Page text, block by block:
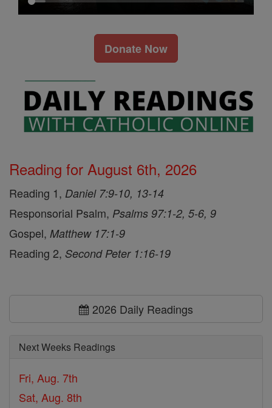
Donate Now
Reading for August 6th, 2026
Reading 1, Daniel 7:9-10, 13-14
Responsorial Psalm, Psalms 97:1-2, 5-6, 9
Gospel, Matthew 17:1-9
Reading 2, Second Peter 1:16-19
2026 Daily Readings
Next Weeks Readings
Fri, Aug. 7th
Sat, Aug. 8th